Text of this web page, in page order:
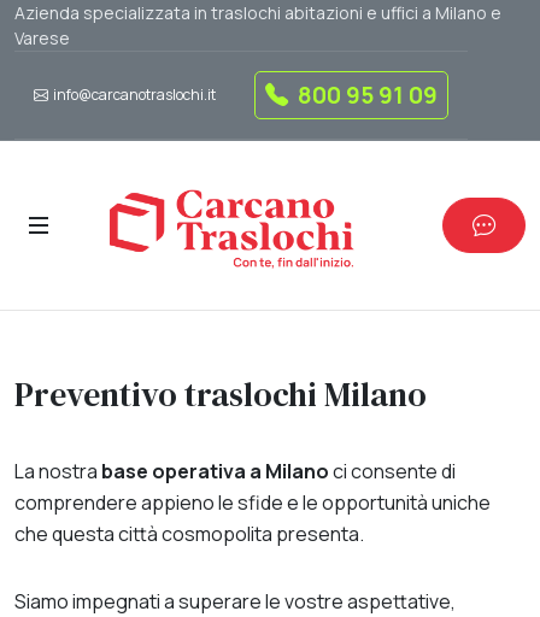
Azienda specializzata in traslochi abitazioni e uffici a Milano e
Varese
info@carcanotraslochi.it 800 95 91 09
Preventivo traslochi Milano
La nostra base operativa a Milanoci consente di
comprendere appieno le sfide e le opportunità uniche
che questa città cosmopolita presenta.
Siamo impegnati a superare le vostre aspettative,